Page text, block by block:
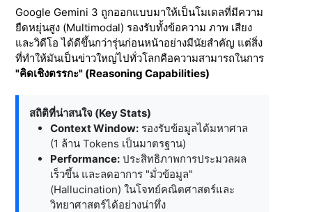
Google Gemini 3 ถูกออกแบบมาให้เป็นโมเดลที่มีความ
ยืดหยุ่นสูง (Multimodal) รองรับทั้งข้อความ ภาพ เสียง
และวิดีโอ ได้ดีขึ้นกว่ารุ่นก่อนหน้าอย่างมีนัยสำคัญ แต่สิ่ง
ที่ทำให้มันเป็นข่าวใหญ่ไปทั่วโลกคือความสามารถในการ
"คิดเชิงตรรกะ" (Reasoning Capabilities)
สถิติที่น่าสนใจ (Key Stats)
Context Window: รองรับข้อมูลได้มหาศาล
(1 ล้าน Tokens เป็นมาตรฐาน)
Performance: ประสิทธิภาพการประมวลผล
เร็วขึ้น และลดอาการ "มั่วข้อมูล"
(Hallucination) ในโจทย์คณิตศาสตร์และ
วิทยาศาสตร์ได้อย่างน่าทึ่ง